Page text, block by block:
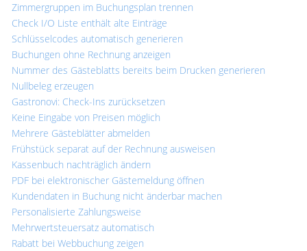
Zimmergruppen im Buchungsplan trennen
Check I/O Liste enthält alte Einträge
Schlüsselcodes automatisch generieren
Buchungen ohne Rechnung anzeigen
Nummer des Gästeblatts bereits beim Drucken generieren
Nullbeleg erzeugen
Gastronovi: Check-Ins zurücksetzen
Keine Eingabe von Preisen möglich
Mehrere Gästeblätter abmelden
Frühstück separat auf der Rechnung ausweisen
Kassenbuch nachträglich ändern
PDF bei elektronischer Gästemeldung öffnen
Kundendaten in Buchung nicht änderbar machen
Personalisierte Zahlungsweise
Mehrwertsteuersatz automatisch
Rabatt bei Webbuchung zeigen